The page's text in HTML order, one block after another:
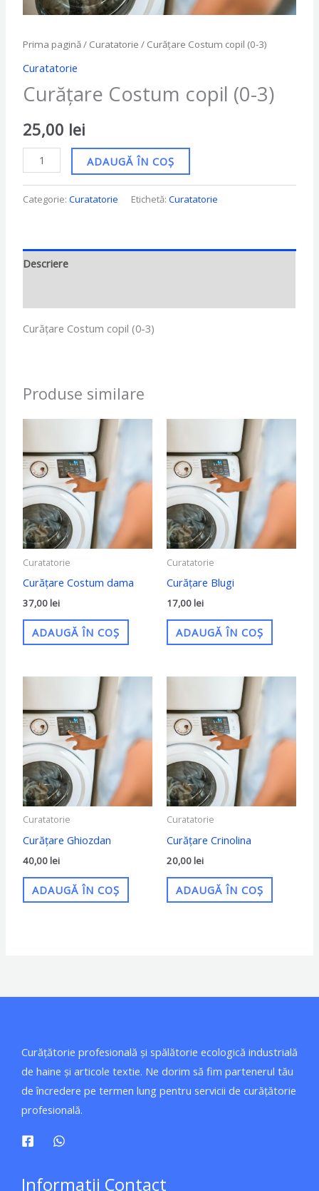
Prima pagină/ Curatatorie / Curățare Costum copil (0-3)
Curatatorie
Curățare Costum copil (0-3)
25,00 lei
ADAUGĂ ÎN COȘ
Categorie:Curatatorie Etichetă:Curatatorie
Descriere
Curățare Costum copil (0-3)
Produse similare
Curatatorie
Curățare Costum dama
37,00lei
ADAUGĂ ÎN COȘ
Curatatorie
Curățare Blugi
17,00lei
ADAUGĂ ÎN COȘ
Curatatorie
Curățare Ghiozdan
40,00lei
ADAUGĂ ÎN COȘ
Curatatorie
Curățare Crinolina
20,00lei
ADAUGĂ ÎN COȘ
Curățătorie profesională și spălătorie ecologică industrială
de haine și articole textie. Ne dorim să fim partenerul tău
de încredere pe termen lung pentru servicii de curățătorie
profesională.
Informatii Contact